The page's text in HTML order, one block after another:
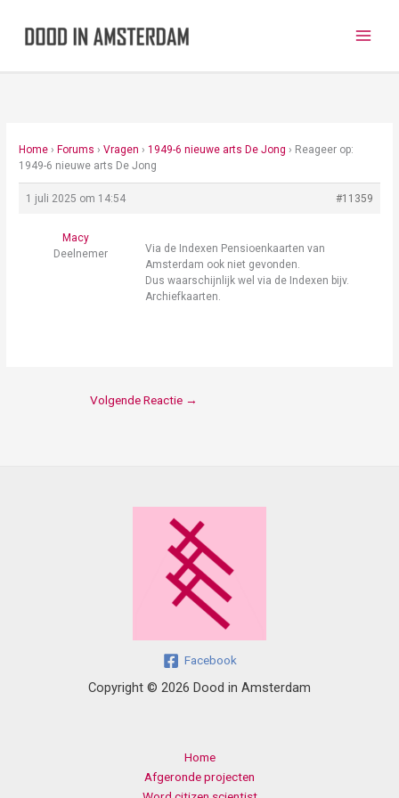
Home › Forums › Vragen › 1949-6 nieuwe arts De Jong › Reageer op:
1949-6 nieuwe arts De Jong
1 juli 2025 om 14:54 #11359
Macy
Deelnemer
Via de Indexen Pensioenkaarten van
Amsterdam ook niet gevonden.
Dus waarschijnlijk wel via de Indexen bijv.
Archiefkaarten.
Volgende Reactie →
Facebook
Copyright © 2026 Dood in Amsterdam
Home
Afgeronde projecten